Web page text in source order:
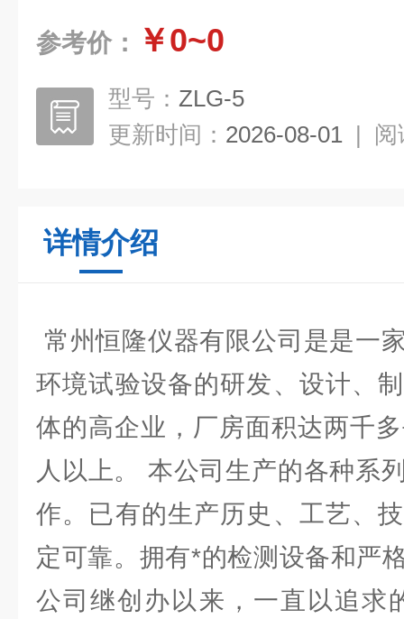
参考价： ￥0~0
型号： ZLG-5
更新时间： 2026-08-01 | 阅
详情介绍
常州恒隆仪器有限公司是是一
环境试验设备的研发、设计、
体的高企业，厂房面积达两千
人以上。 本公司生产的各种系
作。已有的生产历史、工艺、
定可靠。拥有*的检测设备和严
公司继创办以来，一直以追求